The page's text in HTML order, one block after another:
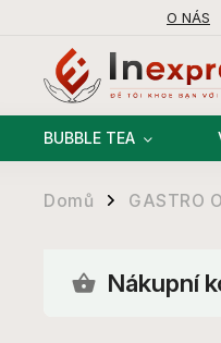
O NÁS
BUBBLE TEA
Domů / GASTRO
Nákupní